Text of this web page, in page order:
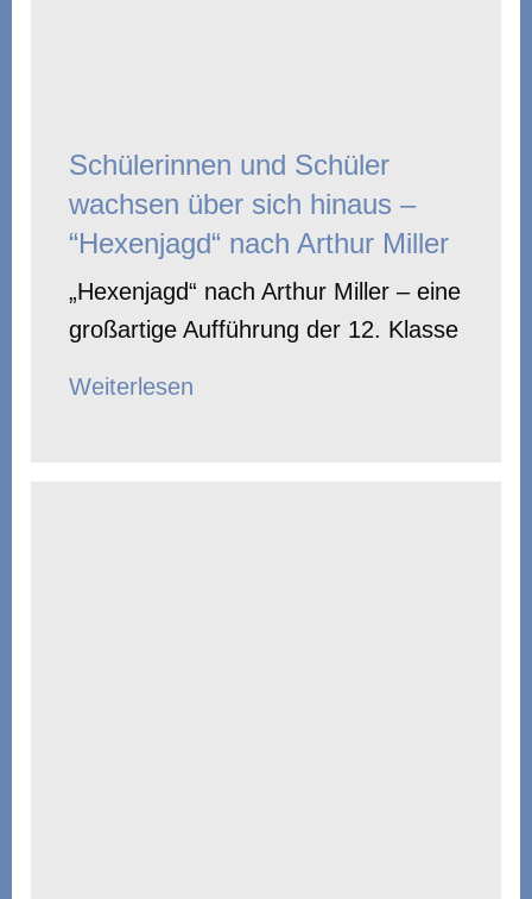
Schülerinnen und Schüler
wachsen über sich hinaus –
“Hexenjagd“ nach Arthur Miller
„Hexenjagd“ nach Arthur Miller – eine
großartige Aufführung der 12. Klasse
Weiterlesen